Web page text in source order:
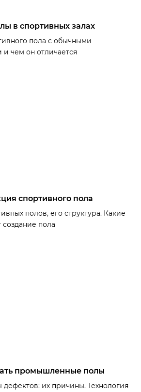
в спортивных залах
пола с обычными
чем он отличается
спортивного пола
полов, его структура. Какие
создание пола
промышленные полы
их причины. Технология